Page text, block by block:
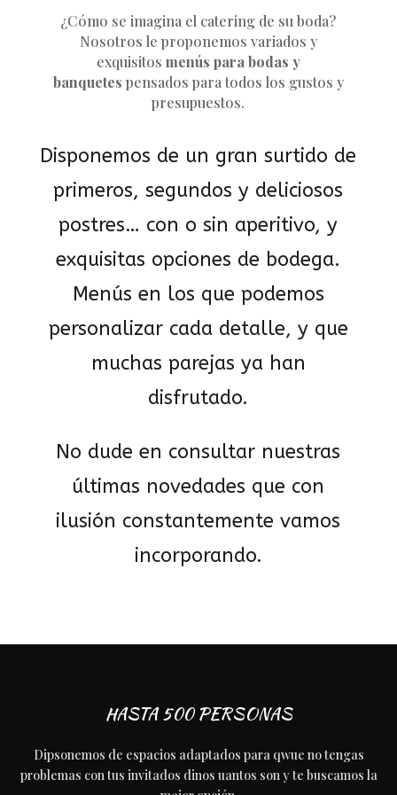
¿Cómo se imagina el catering de su boda?
Nosotros le proponemos variados y
exquisitos menús para bodas y
banquetes pensados para todos los gustos y
presupuestos.
Disponemos de un gran surtido de
primeros, segundos y deliciosos
postres… con o sin aperitivo, y
exquisitas opciones de bodega.
Menús en los que podemos
personalizar cada detalle, y que
muchas parejas ya han
disfrutado.
No dude en consultar nuestras
últimas novedades que con
ilusión constantemente vamos
incorporando.
HASTA 500 PERSONAS
Dipsonemos de espacios adaptados para qwue no tengas
problemas con tus invitados dinos uantos son y te buscamos la